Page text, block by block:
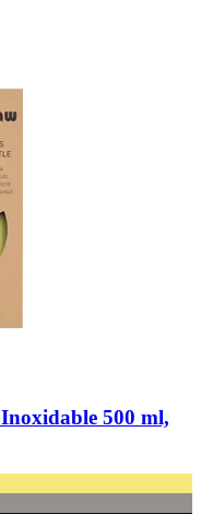
500 ml,